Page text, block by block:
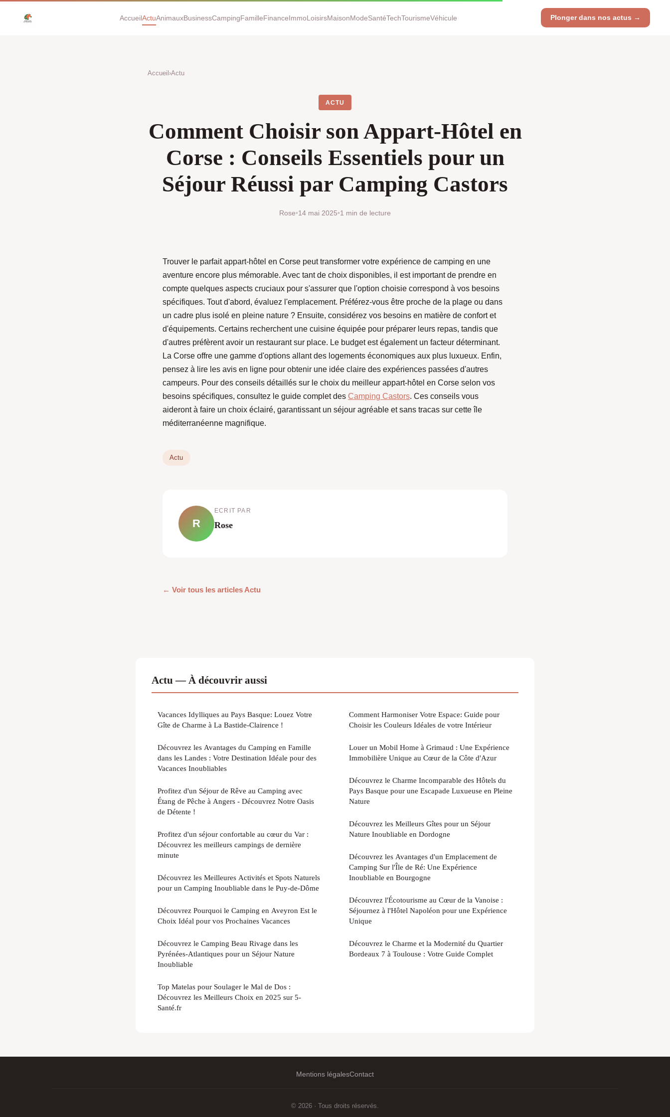
AccueilActuAnimauxBusinessCampingFamilleFinanceImmoLoisirsMaisonModeSantéTechTourismeVéhicule Plonger dans nos actus →
Accueil ›Actu
ACTU
Comment Choisir son Appart-Hôtel en
Corse : Conseils Essentiels pour un
Séjour Réussi par Camping Castors
Rose•14 mai 2025•1 min de lecture
Trouver le parfait appart-hôtel en Corse peut transformer votre expérience de camping en une
aventure encore plus mémorable. Avec tant de choix disponibles, il est important de prendre en
compte quelques aspects cruciaux pour s'assurer que l'option choisie correspond à vos besoins
spécifiques. Tout d'abord, évaluez l'emplacement. Préférez-vous être proche de la plage ou dans
un cadre plus isolé en pleine nature ? Ensuite, considérez vos besoins en matière de confort et
d'équipements. Certains recherchent une cuisine équipée pour préparer leurs repas, tandis que
d'autres préfèrent avoir un restaurant sur place. Le budget est également un facteur déterminant.
La Corse offre une gamme d'options allant des logements économiques aux plus luxueux. Enfin,
pensez à lire les avis en ligne pour obtenir une idée claire des expériences passées d'autres
campeurs. Pour des conseils détaillés sur le choix du meilleur appart-hôtel en Corse selon vos
besoins spécifiques, consultez le guide complet des Camping Castors. Ces conseils vous
aideront à faire un choix éclairé, garantissant un séjour agréable et sans tracas sur cette île
méditerranéenne magnifique.
Actu
R
ECRIT PAR
Rose
← Voir tous les articles Actu
Actu — À découvrir aussi
Vacances Idylliques au Pays Basque: Louez Votre
Gîte de Charme à La Bastide-Clairence !
Découvrez les Avantages du Camping en Famille
dans les Landes : Votre Destination Idéale pour des
Vacances Inoubliables
Profitez d'un Séjour de Rêve au Camping avec
Étang de Pêche à Angers - Découvrez Notre Oasis
de Détente !
Profitez d'un séjour confortable au cœur du Var :
Découvrez les meilleurs campings de dernière
minute
Découvrez les Meilleures Activités et Spots Naturels
pour un Camping Inoubliable dans le Puy-de-Dôme
Découvrez Pourquoi le Camping en Aveyron Est le
Choix Idéal pour vos Prochaines Vacances
Découvrez le Camping Beau Rivage dans les
Pyrénées-Atlantiques pour un Séjour Nature
Inoubliable
Top Matelas pour Soulager le Mal de Dos :
Découvrez les Meilleurs Choix en 2025 sur 5-
Santé.fr
Comment Harmoniser Votre Espace: Guide pour
Choisir les Couleurs Idéales de votre Intérieur
Louer un Mobil Home à Grimaud : Une Expérience
Immobilière Unique au Cœur de la Côte d'Azur
Découvrez le Charme Incomparable des Hôtels du
Pays Basque pour une Escapade Luxueuse en Pleine
Nature
Découvrez les Meilleurs Gîtes pour un Séjour
Nature Inoubliable en Dordogne
Découvrez les Avantages d'un Emplacement de
Camping Sur l'Île de Ré: Une Expérience
Inoubliable en Bourgogne
Découvrez l'Écotourisme au Cœur de la Vanoise :
Séjournez à l'Hôtel Napoléon pour une Expérience
Unique
Découvrez le Charme et la Modernité du Quartier
Bordeaux 7 à Toulouse : Votre Guide Complet
Mentions légalesContact
© 2026 · Tous droits réservés.